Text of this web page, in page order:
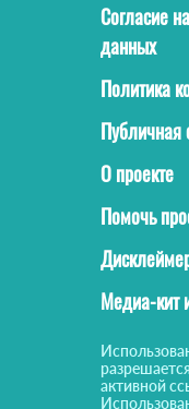
Согласие
данных
Политика
Публичная
О проекте
Помочь
Медиа-кит
активной